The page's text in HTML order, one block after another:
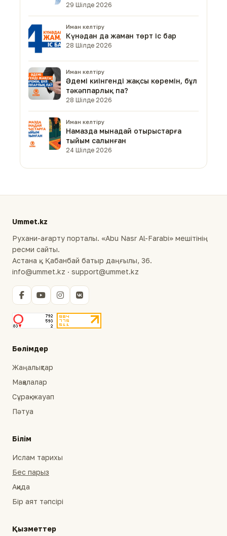
29 Шілде 2026
Иман келтіру
Күнәдан да жаман төрт іс бар
28 Шілде 2026
Иман келтіру
Әдемі киінгенді жақсы көремін, бұл
тәкәппарлық па?
28 Шілде 2026
Иман келтіру
Намазда мынадай отырыстарға
тыйым салынған
24 Шілде 2026
Ummet.kz
Рухани-ағарту порталы. «Abu Nasr Al-Farabi» мешітінің
ресми сайты.
Астана қ., Қабанбай батыр даңғылы, 36.
info@ummet.kz · support@ummet.kz
Бөлімдер
Жаңалықтар
Мақалалар
Сұрақ-жауап
Пәтуа
Білім
Ислам тарихы
Бес парыз
Ақида
Бір аят тәпсірі
Қызметтер